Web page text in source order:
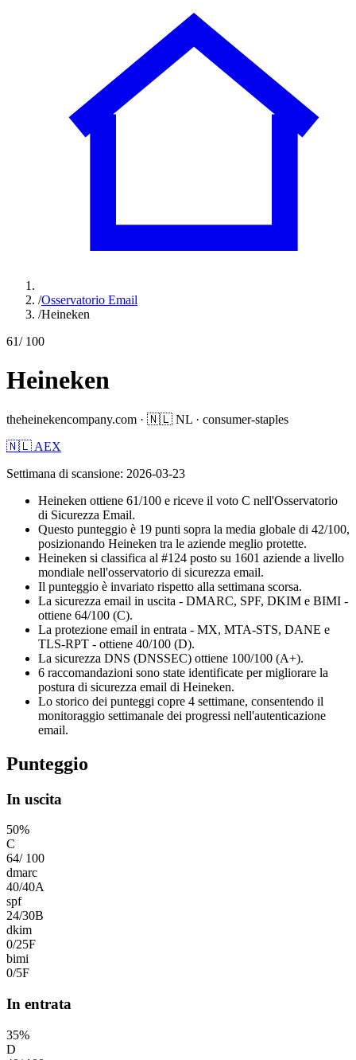
/Osservatorio Email
/Heineken
61/ 100
Heineken
theheinekencompany.com · 🇳🇱 NL · consumer-staples
🇳🇱 AEX
Settimana di scansione: 2026-03-23
Heineken ottiene 61/100 e riceve il voto C nell'Osservatorio
di Sicurezza Email.
Questo punteggio è 19 punti sopra la media globale di 42/100,
posizionando Heineken tra le aziende meglio protette.
Heineken si classifica al #124 posto su 1601 aziende a livello
mondiale nell'osservatorio di sicurezza email.
Il punteggio è invariato rispetto alla settimana scorsa.
La sicurezza email in uscita - DMARC, SPF, DKIM e BIMI -
ottiene 64/100 (C).
La protezione email in entrata - MX, MTA-STS, DANE e
TLS-RPT - ottiene 40/100 (D).
La sicurezza DNS (DNSSEC) ottiene 100/100 (A+).
6 raccomandazioni sono state identificate per migliorare la
postura di sicurezza email di Heineken.
Lo storico dei punteggi copre 4 settimane, consentendo il
monitoraggio settimanale dei progressi nell'autenticazione
email.
Punteggio
In uscita
50%
C
64/ 100
dmarc
40/40A
spf
24/30B
dkim
0/25F
bimi
0/5F
In entrata
35%
D